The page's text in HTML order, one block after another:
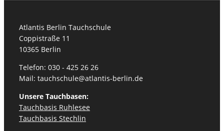
Atlantis Berlin Tauchschule
Coppistraße 11
10365 Berlin
Telefon: 030 - 425 26 26
Mail: tauchschule@atlantis-berlin.de
Unsere Tauchbasen:
Tauchbasis Ruhlesee
Tauchbasis Stechlin